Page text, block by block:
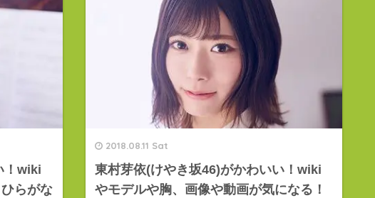
！wiki
らがな
2018.08.11 Sat
東村芽依(けやき坂46)がかわいい！wiki
やモデルや胸、画像や動画が気になる！